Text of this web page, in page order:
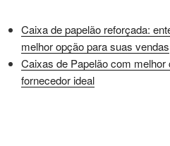
Caixa de papelão reforçada:
melhor opção para suas vendas
Caixas de Papelão com
fornecedor ideal